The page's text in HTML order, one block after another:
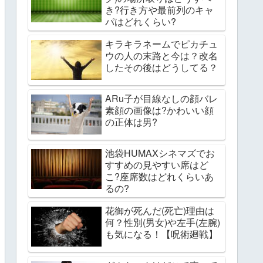
き?行き方や最前列のキャ
パはどれくらい?
キラキラネームでピカチュ
ウの人の末路と今は？改名
したその後はどうしてる？
ARu子が目線なしの顔バレ
素顔の画像は?かわいい顔
の正体は男?
池袋HUMAXシネマズでお
すすめの見やすい席はど
こ?座席数はどれくらいあ
るの?
花御が死んだ(死亡)理由は
何？性別(男女)や左手(左腕)
も気になる！【呪術廻戦】